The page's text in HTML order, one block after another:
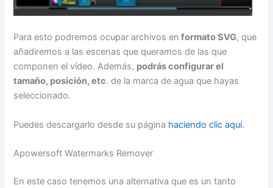
Para esto podremos ocupar archivos en formato SVG, que
añadiremos a las escenas que queramos de las que
componen el vídeo. Además, podrás configurar el
tamaño, posición, etc. de la marca de agua que hayas
seleccionado.
Puedes descargarlo desde su página haciendo clic aquí.
Apowersoft Watermarks Remover
En este caso tenemos una alternativa que es un tanto